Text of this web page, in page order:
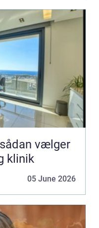
klinik
05 June 2026